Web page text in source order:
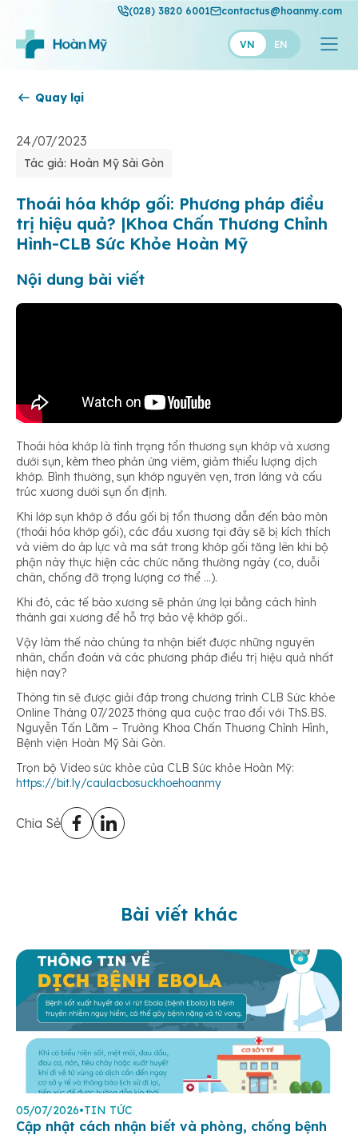
(028) 3820 6001 contactus@hoanmy.com
VN EN
Hạnh Phúc
Thuận Mỹ
Quay lại
24/07/2023
Tác giả: Hoàn Mỹ Sài Gòn
Thoái hóa khớp gối: Phương pháp điều
trị hiệu quả? |Khoa Chấn Thương Chỉnh
Hình-CLB Sức Khỏe Hoàn Mỹ
Nội dung bài viết
Thoái hóa khớp là tình trạng tổn thương sụn khớp và xương
dưới sụn, kèm theo phản ứng viêm, giảm thiểu lượng dịch
khớp. Bình thường, sụn khớp nguyên vẹn, trơn láng và cấu
trúc xương dưới sụn ổn định.
Khi lớp sụn khớp ở đầu gối bị tổn thương dẫn đến bào mòn
(thoái hóa khớp gối), các đầu xương tại đây sẽ bị kích thích
và viêm do áp lực và ma sát trong khớp gối tăng lên khi bộ
phận này thực hiện các chức năng thường ngày (co, duỗi
chân, chống đỡ trọng lượng cơ thể …).
Khi đó, các tế bào xương sẽ phản ứng lại bằng cách hình
thành gai xương để hỗ trợ bảo vệ khớp gối..
Vậy làm thế nào chúng ta nhận biết được những nguyên
nhân, chẩn đoán và các phương pháp điều trị hiệu quả nhất
hiện nay?
Thông tin sẽ được giải đáp trong chương trình CLB Sức khỏe
Online Tháng 07/2023 thông qua cuộc trao đổi với ThS.BS.
Nguyễn Tấn Lãm – Trưởng Khoa Chấn Thương Chỉnh Hình,
Bệnh viện Hoàn Mỹ Sài Gòn.
Trọn bộ Video sức khỏe của CLB Sức khỏe Hoàn Mỹ:
https://bit.ly/caulacbosuckhoehoanmy
Chia Sẻ
Bài viết khác
05/07/2026•TIN TỨC
Cập nhật cách nhận biết và phòng, chống bệnh